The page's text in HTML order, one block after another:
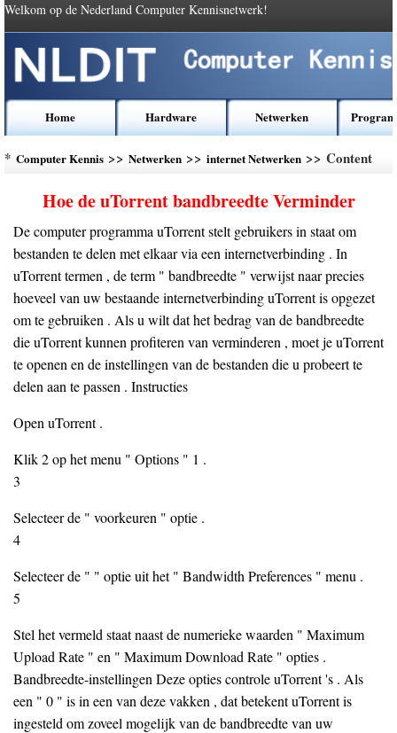
Welkom op de Nederland Computer Kennisnetwerk!
Home Hardware Netwerken
* Computer Kennis >> Netwerken >> internet Netwerken >> Content
Hoe de uTorrent bandbreedte Verminder
De computer programma uTorrent stelt gebruikers in staat om
bestanden te delen met elkaar via een internetverbinding . In
uTorrent termen , de term " bandbreedte " verwijst naar precies
hoeveel van uw bestaande internetverbinding uTorrent is opgezet
om te gebruiken . Als u wilt dat het bedrag van de bandbreedte
die uTorrent kunnen profiteren van verminderen , moet je uTorrent
te openen en de instellingen van de bestanden die u probeert te
delen aan te passen . Instructies
Open uTorrent .
Klik 2 op het menu " Options " 1 .
3
Selecteer de " voorkeuren " optie .
4
Selecteer de " " optie uit het " Bandwidth Preferences " menu .
5
Stel het vermeld staat naast de numerieke waarden " Maximum
Upload Rate " en " Maximum Download Rate " opties .
Bandbreedte-instellingen Deze opties controle uTorrent 's . Als
een " 0 " is in een van deze vakken , dat betekent uTorrent is
ingesteld om zoveel mogelijk van de bandbreedte van uw